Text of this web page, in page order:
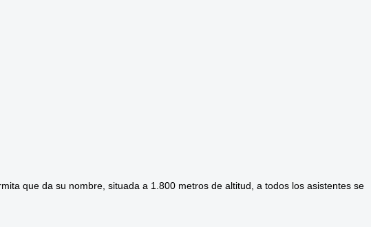
que da su nombre, situada a 1.800 metros de altitud, a todos los asistentes se